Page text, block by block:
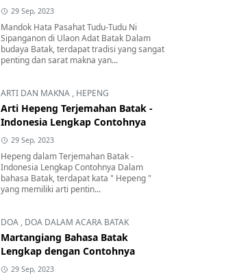
29 Sep, 2023
Mandok Hata Pasahat Tudu-Tudu Ni
Sipanganon di Ulaon Adat Batak Dalam
budaya Batak, terdapat tradisi yang sangat
penting dan sarat makna yan...
ARTI DAN MAKNA , HEPENG
Arti Hepeng Terjemahan Batak -
Indonesia Lengkap Contohnya
29 Sep, 2023
Hepeng dalam Terjemahan Batak -
Indonesia Lengkap Contohnya Dalam
bahasa Batak, terdapat kata " Hepeng "
yang memiliki arti pentin...
DOA , DOA DALAM ACARA BATAK
Martangiang Bahasa Batak
Lengkap dengan Contohnya
29 Sep, 2023